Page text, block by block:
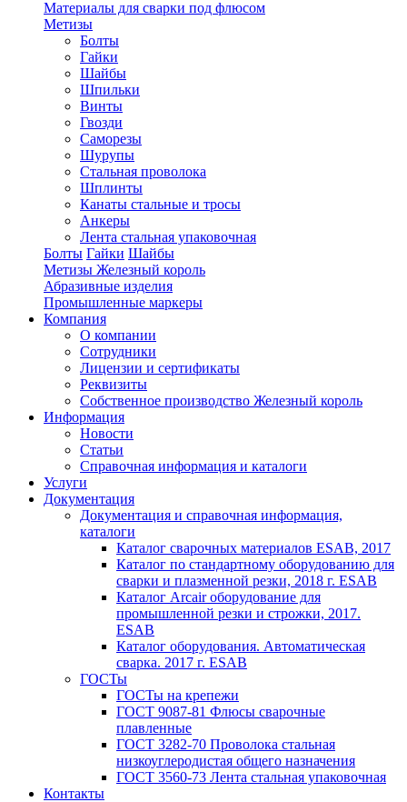
Материалы для сварки под флюсом
Метизы
Болты
Гайки
Шайбы
Шпильки
Винты
Гвозди
Саморезы
Шурупы
Стальная проволока
Шплинты
Канаты стальные и тросы
Анкеры
Лента стальная упаковочная
Болты Гайки Шайбы
Метизы Железный король
Абразивные изделия
Промышленные маркеры
Компания
О компании
Сотрудники
Лицензии и сертификаты
Реквизиты
Собственное производство Железный король
Информация
Новости
Статьи
Справочная информация и каталоги
Услуги
Документация
Документация и справочная информация,
каталоги
Каталог сварочных материалов ESAB, 2017
Каталог по стандартному оборудованию для
сварки и плазменной резки, 2018 г. ESAB
Каталог Arcair оборудование для
промышленной резки и строжки, 2017.
ESAB
Каталог оборудования. Автоматическая
сварка. 2017 г. ESAB
ГОСТы
ГОСТы на крепежи
ГОСТ 9087-81 Флюсы сварочные
плавленные
ГОСТ 3282-70 Проволока стальная
низкоуглеродистая общего назначения
ГОСТ 3560-73 Лента стальная упаковочная
Контакты